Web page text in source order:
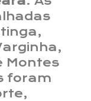
Montes
foram